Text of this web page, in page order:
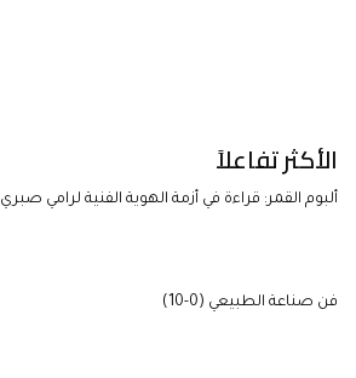
الأكثر تفاعلاً
ألبوم القمر: قراءة في أزمة الهوية الفنية لرامي صبري
فن صناعة الطبيعي (0-10)